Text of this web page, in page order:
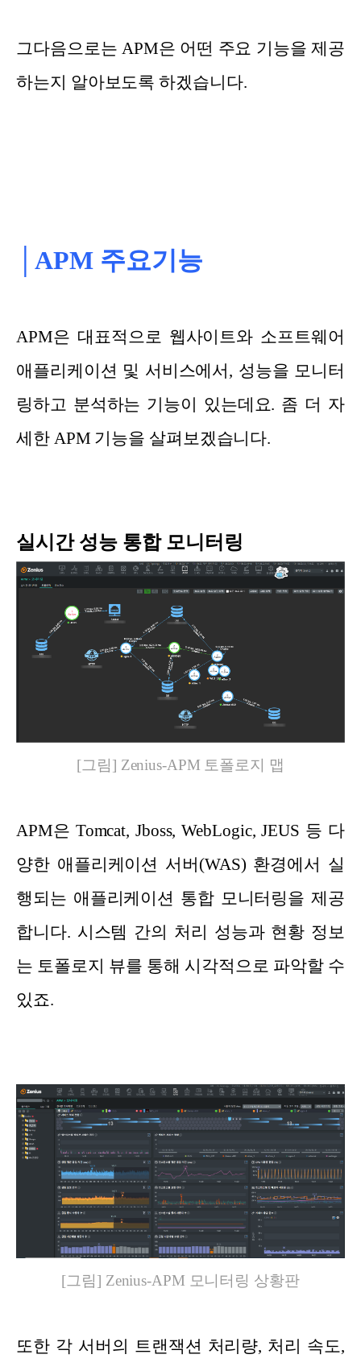
그다음으로는 APM은 어떤 주요 기능을 제공
하는지 알아보도록 하겠습니다.
│APM 주요기능
APM은 대표적으로 웹사이트와 소프트웨어
애플리케이션 및 서비스에서, 성능을 모니터
링하고 분석하는 기능이 있는데요. 좀 더 자
세한 APM 기능을 살펴보겠습니다.
실시간 성능 통합 모니터링
[그림] Zenius-APM 토폴로지 맵
APM은 Tomcat, Jboss, WebLogic, JEUS 등 다
양한 애플리케이션 서버(WAS) 환경에서 실
행되는 애플리케이션 통합 모니터링을 제공
합니다. 시스템 간의 처리 성능과 현황 정보
는 토폴로지 뷰를 통해 시각적으로 파악할 수
있죠.
[그림] Zenius-APM 모니터링 상황판
또한 각 서버의 트랜잭션 처리량, 처리 속도,